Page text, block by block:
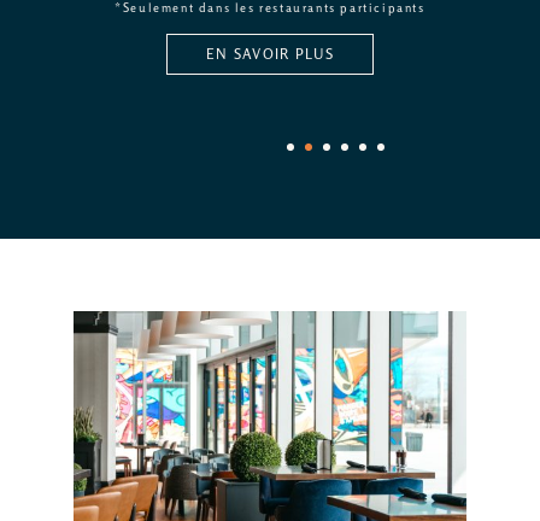
*Seulement dans les restaurants participants
EN SAVOIR PLUS
4 5 6